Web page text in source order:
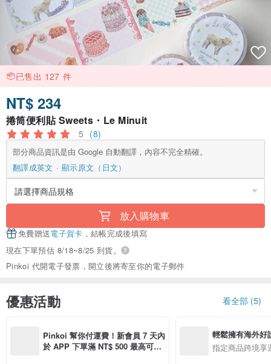
已售出 127 件
NT$ 234
捲筒便利貼 Sweets・Le Minuit
5 (8)
部分商品資訊是由 Google 自動翻譯，內容不完全精確。
翻譯成英文
顯示原文（日文）
放入購物車
免費贈送電子賀卡 ，結帳完成後填寫
現在下單預估 8/18~8/25 到貨。
Pinkoi 代開電子發票，開立後將寄至你的電子郵件
優惠活動 看全部 (5)
Pinkoi 幫你付運費！新會員 7 天內
於 APP 下單滿 NT$ 500 最高可折
輕鬆擁有海外好
指定商品跨境享